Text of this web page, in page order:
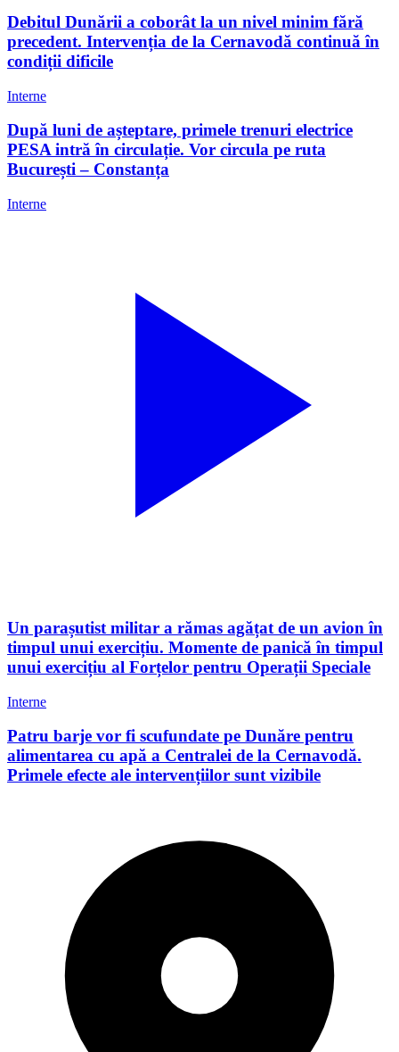
Debitul Dunării a coborât la un nivel minim fără
precedent. Intervenția de la Cernavodă continuă în
condiții dificile
Interne
După luni de așteptare, primele trenuri electrice
PESA intră în circulație. Vor circula pe ruta
București – Constanța
Interne
Un parașutist militar a rămas agățat de un avion în
timpul unui exercițiu. Momente de panică în timpul
unui exercițiu al Forțelor pentru Operații Speciale
Interne
Patru barje vor fi scufundate pe Dunăre pentru
alimentarea cu apă a Centralei de la Cernavodă.
Primele efecte ale intervențiilor sunt vizibile